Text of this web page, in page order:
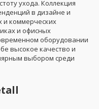
ухода. Коллекция
в дизайне и
и коммерческих
и офисных
оборудовании
высокое качество и
выбором среди